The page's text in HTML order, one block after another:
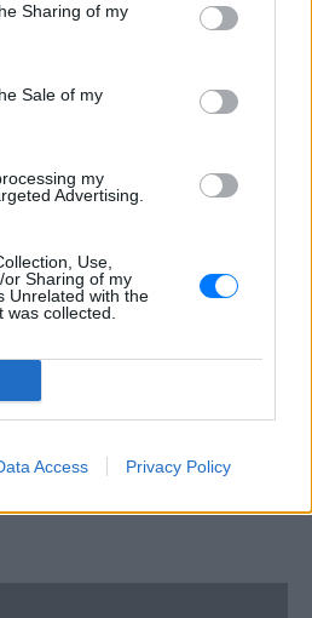
Sharing of my
Sale of my
my
Advertising.
Use,
Sharing of my
Unrelated with the
collected.
Access Privacy Policy
της ακτινολόγου και των
που νοσηλεύονται
από τη ΜΕΘ και νοσηλεύεται σε